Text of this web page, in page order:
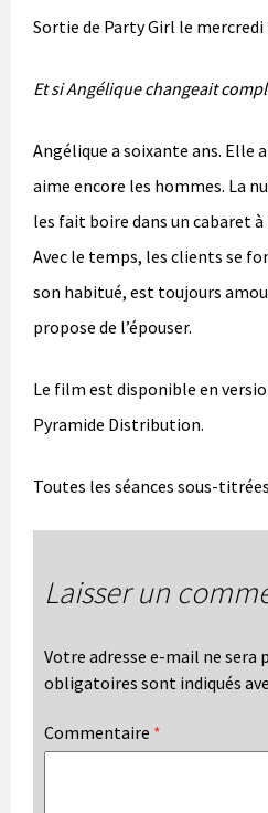
Sortie de Party Girl le mercredi
Et si Angélique changeait
Angélique a soixante ans. Elle
aime encore les hommes. La
les fait boire dans un cabaret
Avec le temps, les clients se
son habitué, est toujours
propose de l’épouser.
Le film est disponible en
Pyramide Distribution.
Toutes les séances sous-
Laisser un
Votre adresse e-mail ne sera
obligatoires sont indiqués
Commentaire *